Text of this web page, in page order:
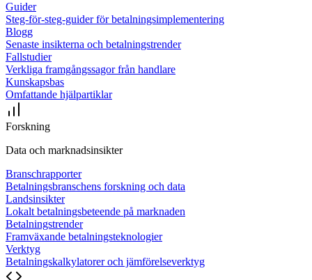
Guider
Steg-för-steg-guider för betalningsimplementering
Blogg
Senaste insikterna och betalningstrender
Fallstudier
Verkliga framgångssagor från handlare
Kunskapsbas
Omfattande hjälpartiklar
Forskning
Data och marknadsinsikter
Branschrapporter
Betalningsbranschens forskning och data
Landsinsikter
Lokalt betalningsbeteende på marknaden
Betalningstrender
Framväxande betalningsteknologier
Verktyg
Betalningskalkylatorer och jämförelseverktyg